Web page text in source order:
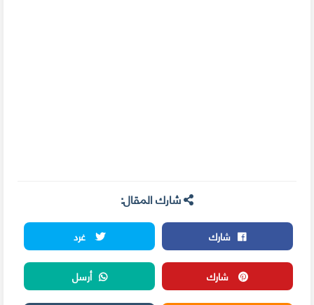
شارك المقال:
شارك
غرد
شارك
أرسل